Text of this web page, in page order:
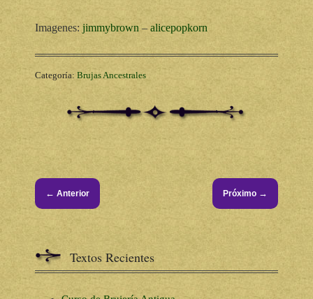
Imagenes: jimmybrown– alicepopkorn
Categoría: Brujas Ancestrales
← Anterior Próximo →
Textos Recientes